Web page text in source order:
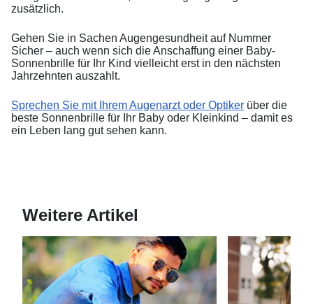
zusätzlich.
Gehen Sie in Sachen Augengesundheit auf Nummer
Sicher – auch wenn sich die Anschaffung einer Baby-
Sonnenbrille für Ihr Kind vielleicht erst in den nächsten
Jahrzehnten auszahlt.
Sprechen Sie mit Ihrem Augenarzt oder Optiker über die
beste Sonnenbrille für Ihr Baby oder Kleinkind – damit es
ein Leben lang gut sehen kann.
Weitere Artikel